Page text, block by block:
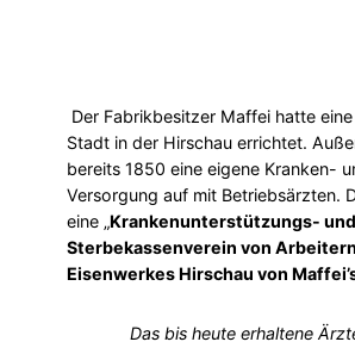
Der Fabrikbesitzer Maffei hatte
Stadt in der Hirschau errichtet.
bereits 1850 eine eigene Kranken-
Versorgung auf mit Betriebsärzten.
eine „Krankenunterstützungs- und
Sterbekassenverein von
Eisenwerkes Hirschau von
Das bis heute erhaltene